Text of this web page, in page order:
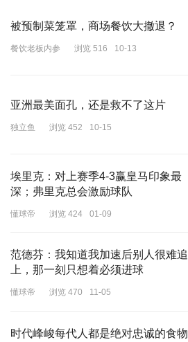
被预制菜笼罩，商场餐饮大撤退？
餐饮老板内参 浏览 516 10-13
亚洲最美面孔，还是救不了这片
独立鱼 浏览 452 10-15
埃里克：对上赛季4-3赢皇马印象最
深；弗里克总会激励球队
懂球帝 浏览 424 01-09
范德芬：我知道我加速后别人很难追
上，那一刻只想着必须进球
懂球帝 浏览 470 11-05
时代峰峻每代人都是绝对忠诚的食物